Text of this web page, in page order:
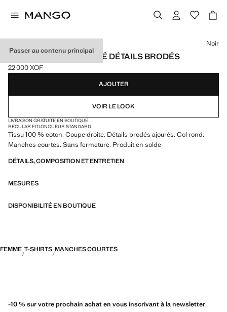
Passer au contenu principal
T-SHIRT COTON AJOURÉ DÉTAILS BRODÉS
Prix actuel [22 000 XOF ]
22 000 XOF
Choisissez une couleur
Noir
AJOUTER
VOIR LE LOOK
LIVRAISON GRATUITE EN BOUTIQUE
REGULAR FITLONGUEUR STANDARD
Tissu 100 % coton. Coupe droite. Détails brodés ajourés. Col rond.
Manches courtes. Sans fermeture. Produit en solde
DÉTAILS, COMPOSITION ET ENTRETIEN
MESURES
DISPONIBILITÉ EN BOUTIQUE
FEMME T-SHIRTS MANCHES COURTES
-10 % sur votre prochain achat en vous inscrivant à la newsletter